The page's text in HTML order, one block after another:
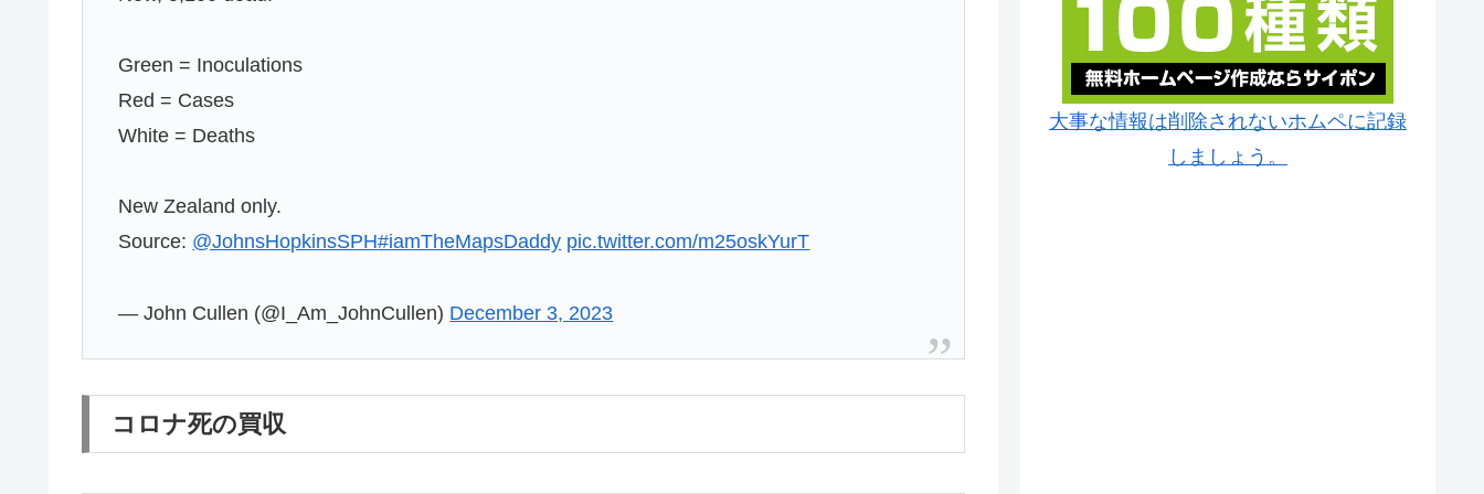
Green = Inoculations
Red = Cases
White = Deaths
New Zealand only.
Source: @JohnsHopkinsSPH#iamTheMapsDaddy pic.twitter.com/m25oskYurT
— John Cullen (@I_Am_JohnCullen) December 3, 2023
コロナ死の買収
大事な情報は削除されないホムペに記録
しましょう。